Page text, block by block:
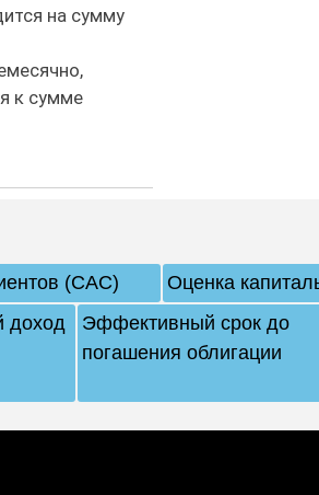
на сумму
к сумме
(CAC)
Оценка
доход
Эффективный срок до
погашения облигации